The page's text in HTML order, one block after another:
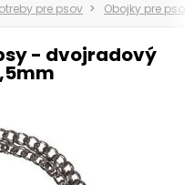
pre psov Obojky pre psov
- dvojradový